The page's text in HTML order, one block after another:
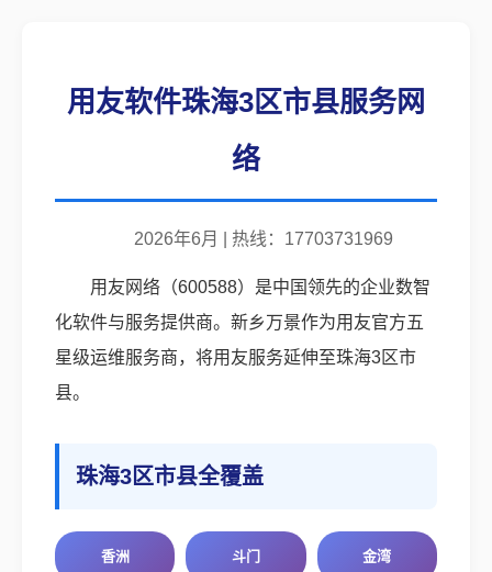
用友软件珠海3区市县服务网
络
2026年6月 | 热线：17703731969
用友网络（600588）是中国领先的企业数智
化软件与服务提供商。新乡万景作为用友官方五
星级运维服务商，将用友服务延伸至珠海3区市
县。
珠海3区市县全覆盖
香洲 斗门 金湾